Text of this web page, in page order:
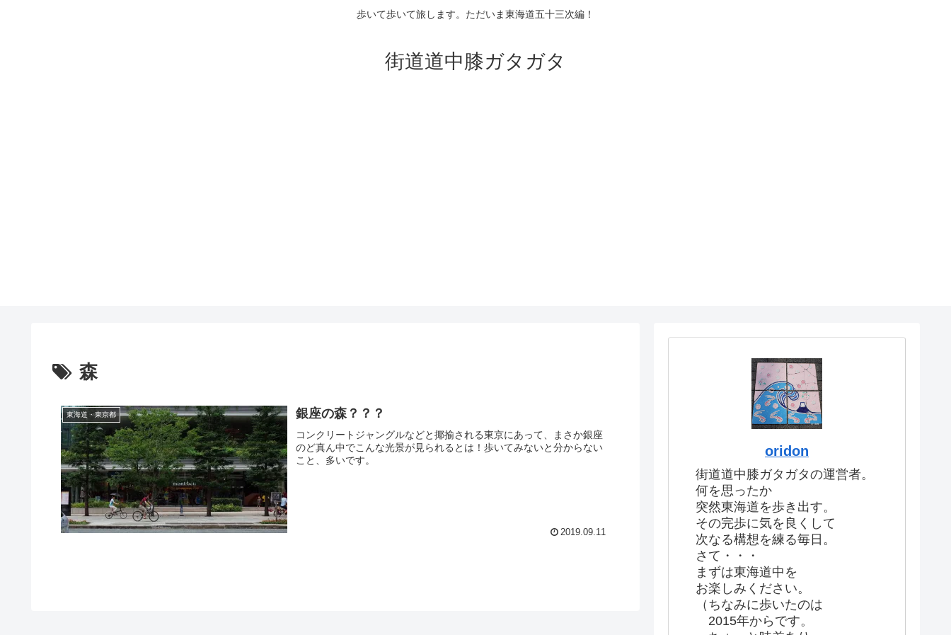
歩いて歩いて旅します。ただいま東海道五十三次編！
街道道中膝ガタガタ
森
東海道・東京都 銀座の森？？？
コンクリートジャングルなどと揶揄される東京にあって、まさか銀座
のど真ん中でこんな光景が見られるとは！歩いてみないと分からない
こと、多いです。
2019.09.11
oridon
街道道中膝ガタガタの運営者。
何を思ったか
突然東海道を歩き出す。
その完歩に気を良くして
次なる構想を練る毎日。
さて・・・
まずは東海道中を
お楽しみください。
（ちなみに歩いたのは
2015年からです。